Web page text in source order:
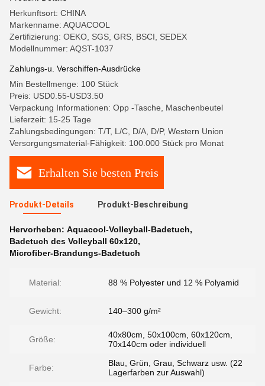
Herkunftsort: CHINA
Markenname: AQUACOOL
Zertifizierung: OEKO, SGS, GRS, BSCI, SEDEX
Modellnummer: AQST-1037
Zahlungs-u. Verschiffen-Ausdrücke
Min Bestellmenge: 100 Stück
Preis: USD0.55-USD3.50
Verpackung Informationen: Opp -Tasche, Maschenbeutel
Lieferzeit: 15-25 Tage
Zahlungsbedingungen: T/T, L/C, D/A, D/P, Western Union
Versorgungsmaterial-Fähigkeit: 100.000 Stück pro Monat
Erhalten Sie besten Preis
Produkt-Details Produkt-Beschreibung
Hervorheben: Aquacool-Volleyball-Badetuch,
Badetuch des Volleyball 60x120,
Microfiber-Brandungs-Badetuch
Material: 88 % Polyester und 12 % Polyamid
Gewicht: 140–300 g/m²
Größe:
40x80cm, 50x100cm, 60x120cm,
70x140cm oder individuell
Farbe:
Blau, Grün, Grau, Schwarz usw. (22
Lagerfarben zur Auswahl)